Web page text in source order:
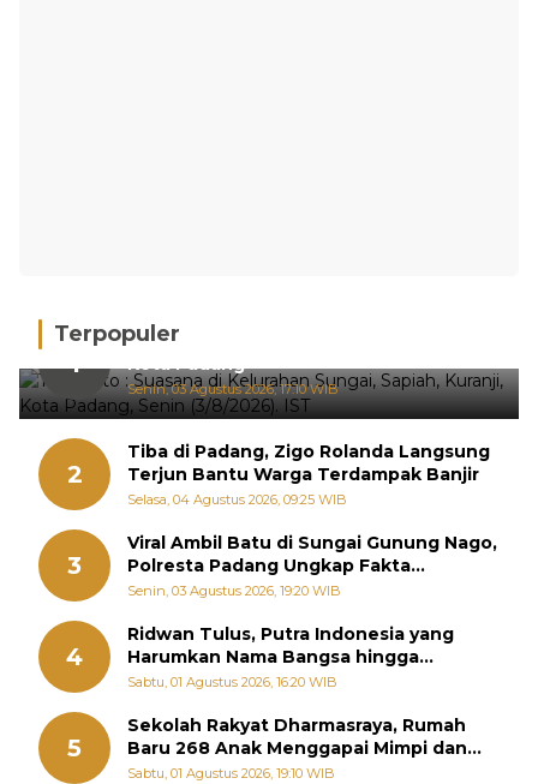
Terpopuler
1
Hujan Deras, 15 Titik Banjir Terdeteksi di
Kota Padang
Senin, 03 Agustus 2026, 17:10 WIB
2
Tiba di Padang, Zigo Rolanda Langsung
Terjun Bantu Warga Terdampak Banjir
Selasa, 04 Agustus 2026, 09:25 WIB
3
Viral Ambil Batu di Sungai Gunung Nago,
Polresta Padang Ungkap Fakta
Sebenarnya
Senin, 03 Agustus 2026, 19:20 WIB
4
Ridwan Tulus, Putra Indonesia yang
Harumkan Nama Bangsa hingga
Diabadikan dalam Buku Jepang
Sabtu, 01 Agustus 2026, 16:20 WIB
5
Sekolah Rakyat Dharmasraya, Rumah
Baru 268 Anak Menggapai Mimpi dan
Memutus Rantai Kemiskinan
Sabtu, 01 Agustus 2026, 19:10 WIB